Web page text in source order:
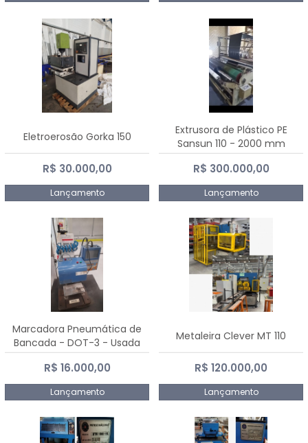
Eletroerosão Gorka 150
R$ 30.000,00
Lançamento
Extrusora de Plástico PE
Sansun 110 - 2000 mm
R$ 300.000,00
Lançamento
Marcadora Pneumática de
Bancada - DOT-3 - Usada
R$ 16.000,00
Lançamento
Metaleira Clever MT 110
R$ 120.000,00
Lançamento